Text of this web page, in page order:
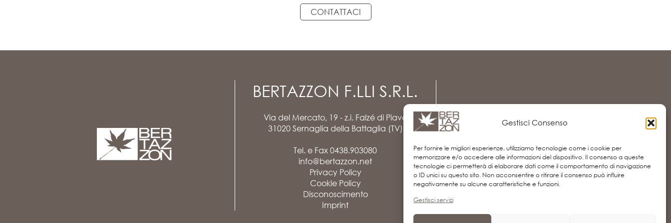
Gestisci Consenso
Per fornire le migliori esperienze, utilizziamo tecnologie come i cookie per
memorizzare e/o accedere alle informazioni del dispositivo. Il consenso a queste
tecnologie ci permetterà di elaborare dati come il comportamento di navigazione
o ID unici su questo sito. Non acconsentire o ritirare il consenso può influire
negativamente su alcune caratteristiche e funzioni.
Gestisci servizi
CONTATTACI
BERTAZZON F.LLI S.R.L.
Via del Mercato, 19 - z.i. Falzé di Piave
31020 Sernaglia della Battaglia (TV)
Tel. e Fax0438.903080
info@bertazzon.net
Privacy Policy
Cookie Policy
Disconoscimento
Imprint